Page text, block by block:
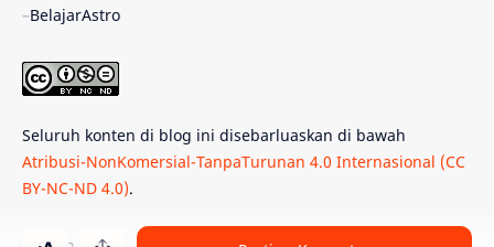
Olimpiade Sains Nasional
Bumi Super GBT18 Hilal
Katai Cokelat
BelajarAstro
Seluruh konten di blog ini disebarluaskan di bawah
Atribusi-NonKomersial-TanpaTurunan 4.0 Internasional (CC
BY-NC-ND 4.0).